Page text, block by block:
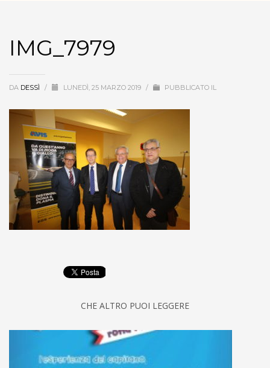
IMG_7979
DA DESSÌ / LUNEDÌ, 25 MARZO 2019 / PUBBLICATO IL
CHE ALTRO PUOI LEGGERE